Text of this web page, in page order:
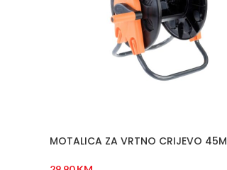
MOTALICA ZA VRTNO CRIJEVO 45M